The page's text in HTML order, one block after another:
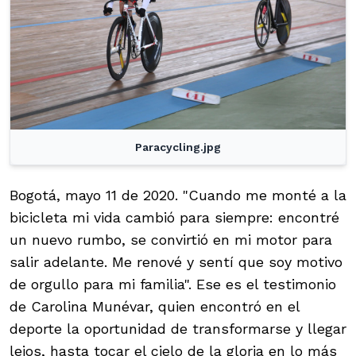
Paracycling.jpg
Bogotá, mayo 11 de 2020. "Cuando me monté a la
bicicleta mi vida cambió para siempre: encontré
un nuevo rumbo, se convirtió en mi motor para
salir adelante. Me renové y sentí que soy motivo
de orgullo para mi familia". Ese es el testimonio
de Carolina Munévar, quien encontró en el
deporte la oportunidad de transformarse y llegar
lejos, hasta tocar el cielo de la gloria en lo más